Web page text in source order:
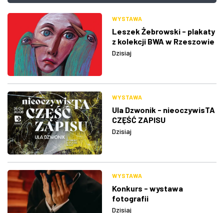
WYSTAWA
Leszek Żebrowski - plakaty
z kolekcji BWA w Rzeszowie
Dzisiaj
WYSTAWA
Ula Dzwonik - nieoczywisTA
CZĘŚĆ ZAPISU
Dzisiaj
WYSTAWA
Konkurs - wystawa
fotografii
Dzisiaj